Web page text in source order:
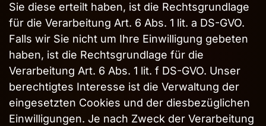
Sie diese erteilt haben, ist die Rechtsgrundlage
für die Verarbeitung Art. 6 Abs. 1 lit. a DS-GVO.
Falls wir Sie nicht um Ihre Einwilligung gebeten
haben, ist die Rechtsgrundlage für die
Verarbeitung Art. 6 Abs. 1 lit. f DS-GVO. Unser
berechtigtes Interesse ist die Verwaltung der
eingesetzten Cookies und der diesbezüglichen
Einwilligungen. Je nach Zweck der Verarbeitung